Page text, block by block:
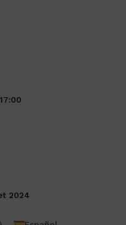
2024